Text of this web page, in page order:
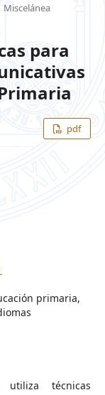
Miscelánea
para
pdf
primaria,
técnicas